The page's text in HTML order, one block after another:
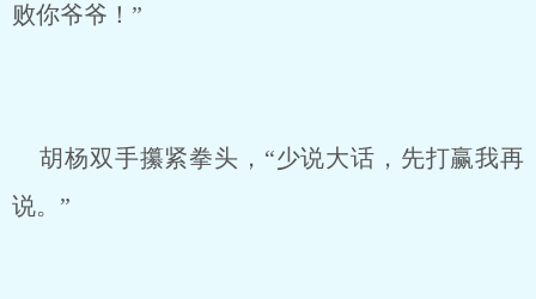
败你爷爷！”
胡杨双手攥紧拳头，“少说大话，先打赢我再
说。”